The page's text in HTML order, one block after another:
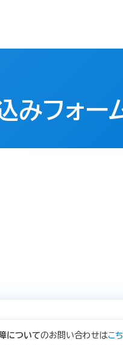
みフォー
についてのお問い合わせはこ